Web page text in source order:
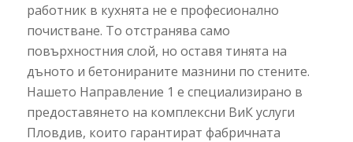
работник в кухнята не е професионално
почистване. То отстранява само
повърхностния слой, но оставя тинята на
дъното и бетонираните мазнини по стените.
Нашето Направление 1 е специализирано в
предоставянето на комплексни ВиК услуги
Пловдив, които гарантират фабричната